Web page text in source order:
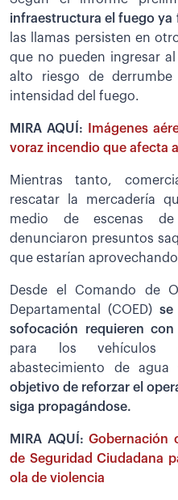
infraestructura el fuego ya
las llamas persisten en
que no pueden ingresar
alto riesgo de
intensidad del fuego.
MIRA AQUÍ:
Imágenes
voraz incendio que afecta
Mientras tanto,
rescatar la mercadería
medio de escenas de
denunciaron presuntos
que estarían
Desde el Comando de
Departamental (COED) se
sofocación requieren
para los vehículos
abastecimiento de
objetivo de reforzar el
siga propagándose.
MIRA AQUÍ:Gobernación
de Seguridad Ciudadana
ola de violencia